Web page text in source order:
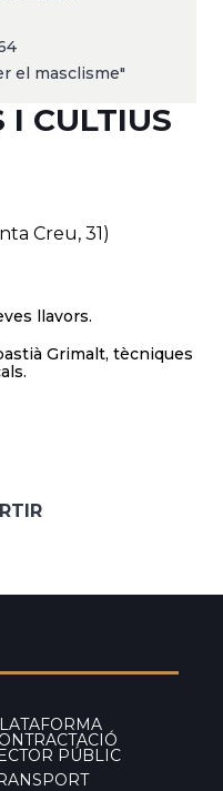
el masclisme"
I CULTIUS
Creu, 31)
llavors.
Grimalt, tècniques
PÚBLIC